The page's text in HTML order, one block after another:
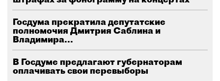
Госдума прекратила депутатские
полномочия Дмитрия Саблина и
Владимира...
В Госдуме предлагают губернаторам
оплачивать свои перевыборы